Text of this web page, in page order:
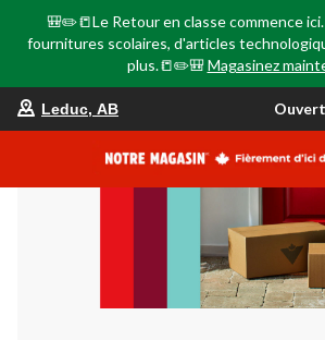
🎒✏️📒Le Retour en classe commence
fournitures scolaires, d'articles
plus.📒✏️🎒 Magasinez
votre
est
AB,
Ouvert,
Fermeture
à
22:00
Leduc, AB Ouvert